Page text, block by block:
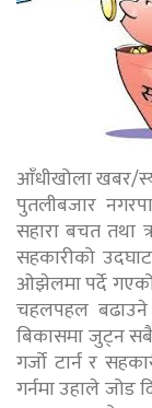
आँधीखोला खबर/
पुतलीबजार
सहारा बचत तथा
सहकारीको
ओझेलमा पर्दे
चहलपहल बढाउने
बिकासमा जुट्न
गर्जो टार्न र
गर्नमा उहाले जोड